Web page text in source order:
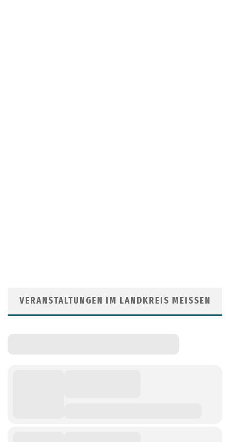
VERANSTALTUNGEN IM LANDKREIS MEISSEN